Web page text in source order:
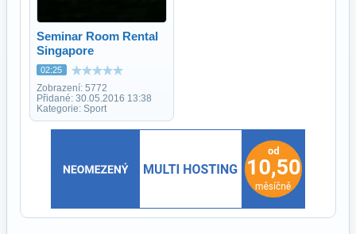
Seminar Room Rental
Singapore
02:25
Zobrazení: 5772
Přidané: 30.05.2016 13:38
Kategorie: Sport